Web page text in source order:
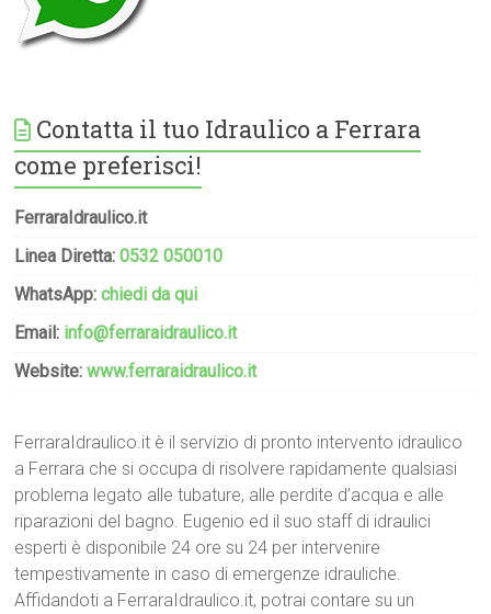
Contatta il tuo Idraulico a Ferrara
come preferisci!
FerraraIdraulico.it
Linea Diretta:0532 050010
WhatsApp:chiedi da qui
Email: info@ferraraidraulico.it
Website:www.ferraraidraulico.it
FerraraIdraulico.it è il servizio di pronto intervento idraulico
a Ferrara che si occupa di risolvere rapidamente qualsiasi
problema legato alle tubature, alle perdite d’acqua e alle
riparazioni del bagno. Eugenio ed il suo staff di idraulici
esperti è disponibile 24 ore su 24 per intervenire
tempestivamente in caso di emergenze idrauliche.
Affidandoti a FerraraIdraulico.it, potrai contare su un